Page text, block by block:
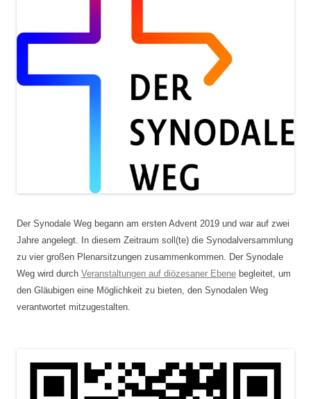
Der Synodale Weg begann am ersten Advent 2019 und war auf zwei
Jahre angelegt. In diesem Zeitraum soll(te) die Synodalversammlung
zu vier großen Plenarsitzungen zusammenkommen. Der Synodale
Weg wird durch Veranstaltungen auf diözesaner Ebene begleitet, um
den Gläubigen eine Möglichkeit zu bieten, den Synodalen Weg
verantwortet mitzugestalten.